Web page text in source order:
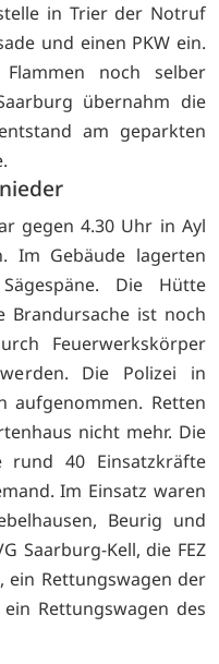
in Trier der Notruf
und einen PKW ein.
noch selber
übernahm die
am geparkten
gegen 4.30 Uhr in Ayl
Im Gebäude lagerten
Die Hütte
Brandursache ist noch
Feuerwerkskörper
Die Polizei in
aufgenommen. Retten
nicht mehr. Die
40 Einsatzkräfte
Im Einsatz waren
Beurig und
Saarburg-Kell, die FEZ
ein Rettungswagen der
Rettungswagen des